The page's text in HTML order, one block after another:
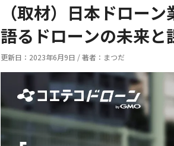
（取材）日本ドロー
語るドローンの未来と
更新日： 2023年6月9日 /著者：まつだ